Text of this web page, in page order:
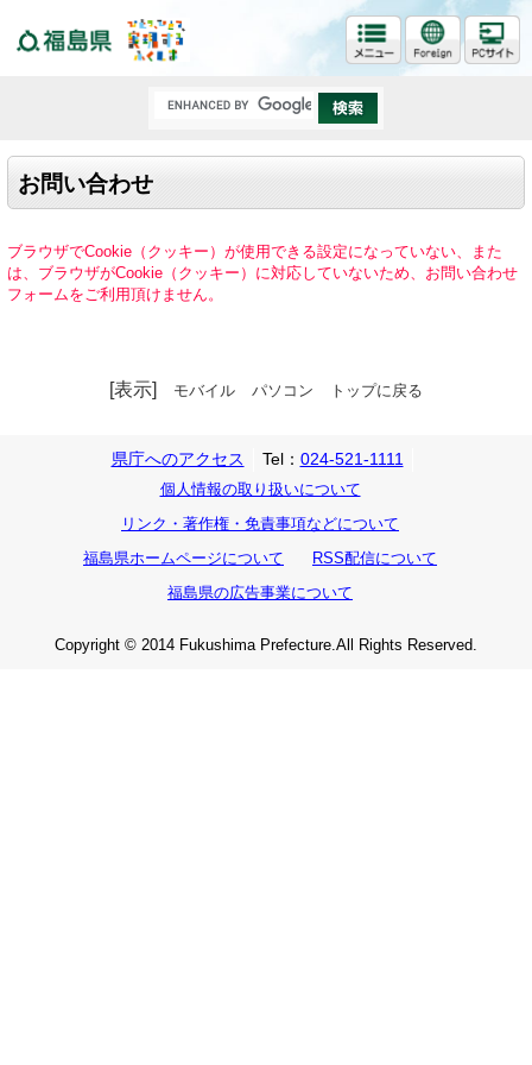
お問い合わせ
ブラウザでCookie（クッキー）が使用できる設定になっていない、また
は、ブラウザがCookie（クッキー）に対応していないため、お問い合わせ
フォームをご利用頂けません。
[表示] モバイル パソコン トップに戻る
県庁へのアクセス Tel： 024-521-1111
個人情報の取り扱いについて
リンク・著作権・免責事項などについて
福島県ホームページについて
RSS配信について
福島県の広告事業について
Copyright © 2014 Fukushima Prefecture.All Rights Reserved.